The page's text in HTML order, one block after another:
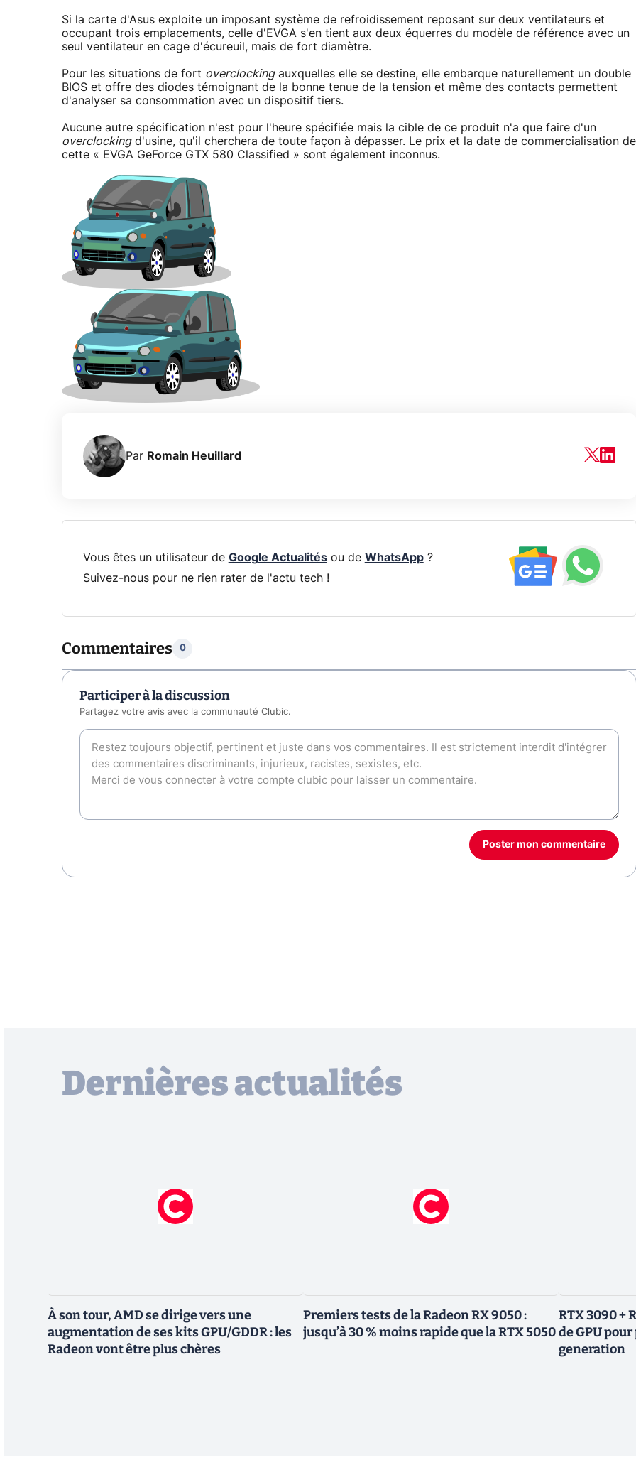
Si la carte d'Asus exploite un imposant système de refroidissement reposant sur deux ventilateurs et
occupant trois emplacements, celle d'EVGA s'en tient aux deux équerres du modèle de référence avec un
seul ventilateur en cage d'écureuil, mais de fort diamètre.
Pour les situations de fort overclockingauxquelles elle se destine, elle embarque naturellement un double
BIOS et offre des diodes témoignant de la bonne tenue de la tension et même des contacts permettent
d'analyser sa consommation avec un dispositif tiers.
Aucune autre spécification n'est pour l'heure spécifiée mais la cible de ce produit n'a que faire d'un
overclockingd'usine, qu'il cherchera de toute façon à dépasser. Le prix et la date de commercialisation de
cette « EVGA GeForce GTX 580 Classified » sont également inconnus.
Par Romain Heuillard
Vous êtes un utilisateur de Google Actualitésou de WhatsApp?
Suivez-nous pour ne rien rater de l'actu tech !
Commentaires 0
Participer à la discussion
Partagez votre avis avec la communauté Clubic.
Poster mon commentaire
Dernières actualités
À son tour, AMD se dirige vers une
augmentation de ses kits GPU/GDDR : les
Radeon vont être plus chères
Premiers tests de la Radeon RX 9050 :
jusqu’à 30 % moins rapide que la RTX 5050
RTX 3090 +
de GPU
generation